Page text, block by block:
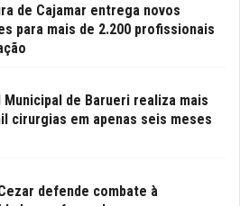
de Cajamar entrega novos
para mais de 2.200 profissionais
Municipal de Barueri realiza mais
cirurgias em apenas seis meses
defende combate à